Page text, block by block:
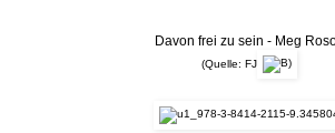
Davon frei zu sein - Meg
(Quelle: FJ